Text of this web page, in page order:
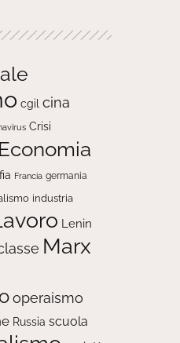
cgil cina
Crisi
Economia
Francia germania
industria
Lenin
Marx
operaismo
Russia scuola